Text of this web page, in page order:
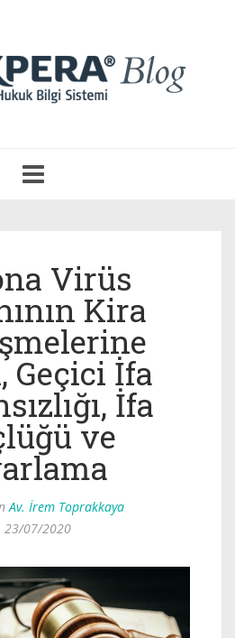
Aç
Virüs
Kira
Geçici İfa
İfa
ve
Av. İrem Toprakkaya
23/07/2020